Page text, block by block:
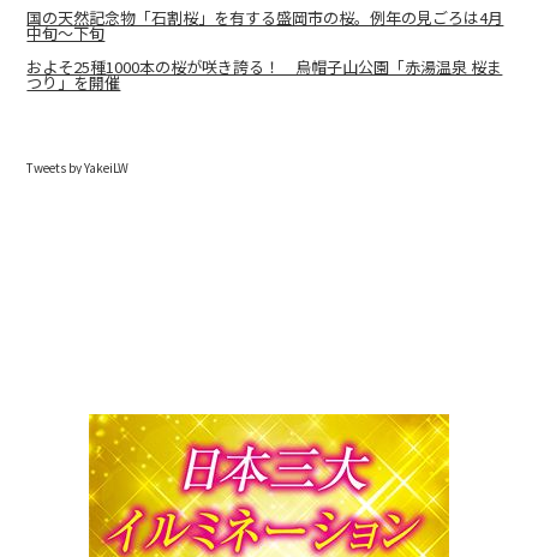
国の天然記念物「石割桜」を有する盛岡市の桜。例年の見ごろは4月
中旬～下旬
およそ25種1000本の桜が咲き誇る！ 烏帽子山公園「赤湯温泉 桜ま
つり」を開催
Tweets by YakeiLW